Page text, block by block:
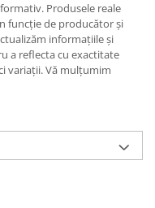
Produsele reale
funcție de producător și
informațiile și
a reflecta cu exactitate
variații. Vă mulțumim